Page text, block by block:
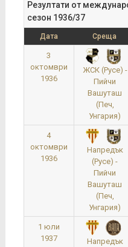
Резултати от
сезон 1936/37
Дата Среща
3
октомври
1936
ЖСК (Русе) -
Пийчи
Вашуташ
(Печ,
Унгария)
4
октомври
1936
Напредък
(Русе) -
Пийчи
Вашуташ
(Печ,
Унгария)
1 юли
1937
Напредък